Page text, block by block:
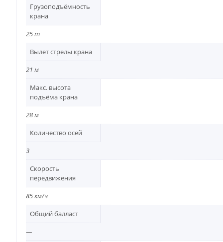
Грузоподъёмность
крана
25 т
Вылет стрелы крана
21 м
Макс. высота
подъёма крана
28 м
Количество осей
3
Скорость
передвижения
85 км/ч
Общий балласт
—